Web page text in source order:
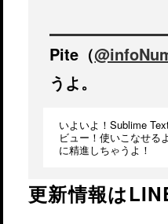
Pite（
うよ。
いよいよ！Sublime
ビュー！使いこなせる
に精進しちゃうよ！
更新情報は